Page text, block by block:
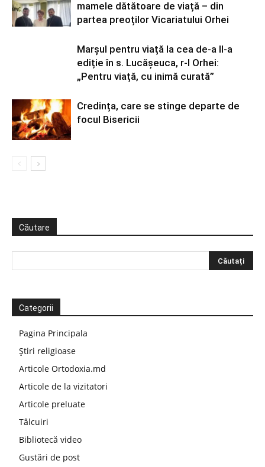
mamele dătătoare de viață – din
partea preoților Vicariatului Orhei
Marșul pentru viață la cea de-a II-a
ediție în s. Lucășeuca, r-l Orhei:
„Pentru viață, cu inimă curată”
Credința, care se stinge departe de
focul Bisericii
Căutare
Categorii
Pagina Principala
Știri religioase
Articole Ortodoxia.md
Articole de la vizitatori
Articole preluate
Tâlcuiri
Bibliotecă video
Gustări de post